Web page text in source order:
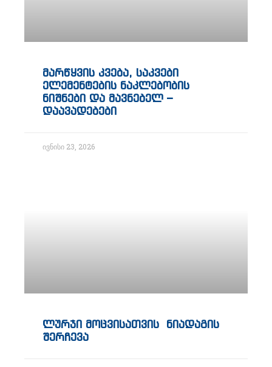
მარწყვის კვება, საკვები
ელემენტების ნაკლებობის
ნიშნები და მავნებელ –
დაავადებები
ივნისი 23, 2026
ლურჯი მოცვისათვის ნიადაგის
შერჩევა